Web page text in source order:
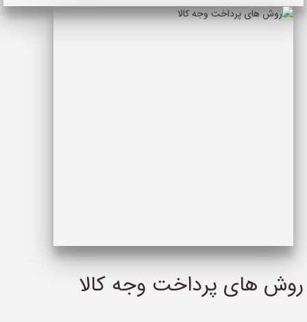
روش های پرداخت وجه کالا